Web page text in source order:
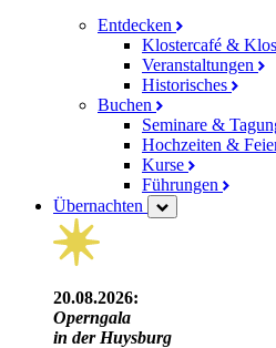
Entdecken
Klostercafé &
Veranstaltungen
Historisches
Buchen
Seminare &
Hochzeiten &
Kurse
Führungen
Übernachten
20.08.2026:
Operngala
in der Huysburg